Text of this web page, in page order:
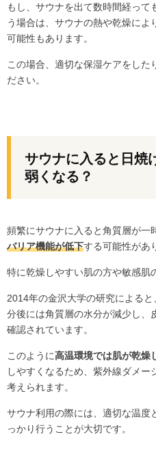
もし、サウナを出て数時間経っ
う場合は、サウナの熱や乾燥によ
可能性もあります。
この場合、適切な保湿ケアをした
ださい。
サウナに入ると日焼
弱くなる？
頻繁にサウナに入ると角質層が一
バリア機能が低下する可能性があ
特に乾燥しやすい肌の方や敏感肌
2014年の金沢大学の研究による
分後には角質層の水分が減少し、
確認されています。
このように高温環境では肌が乾燥
しやすくなるため、紫外線ダメ
考えられます。
サウナ利用の際には、適切な温度
っかり行うことが大切です。